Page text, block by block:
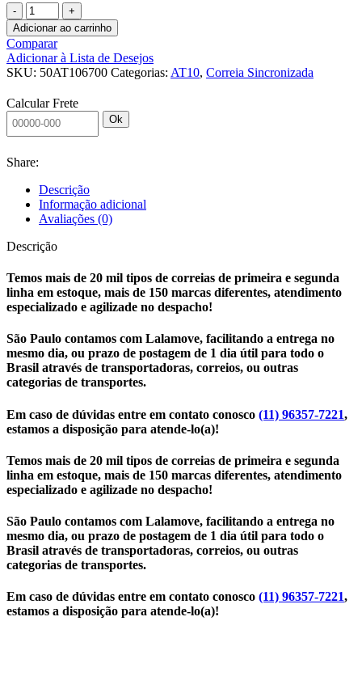
CORREIA
SINCRONIZADA
50
AT10
6700
PU
A?
O
J
C/
TT
6,5MM
quantidade
Adicionar ao carrinho
Comparar
Adicionar à Lista de Desejos
SKU: 50AT106700 Categorias: AT10, Correia Sincronizada
Calcular Frete
Ok
Share:
Descrição
Informação adicional
Avaliações (0)
Descrição
Temos mais de 20 mil tipos de correias de primeira e segunda
linha em estoque, mais de 150 marcas diferentes, atendimento
especializado e agilizade no despacho!
São Paulo contamos com Lalamove, facilitando a entrega no
mesmo dia, ou prazo de postagem de 1 dia útil para todo o
Brasil através de transportadoras, correios, ou outras
categorias de transportes.
Em caso de dúvidas entre em contato conosco (11) 96357-7221,
estamos a disposição para atende-lo(a)!
Temos mais de 20 mil tipos de correias de primeira e segunda
linha em estoque, mais de 150 marcas diferentes, atendimento
especializado e agilizade no despacho!
São Paulo contamos com Lalamove, facilitando a entrega no
mesmo dia, ou prazo de postagem de 1 dia útil para todo o
Brasil através de transportadoras, correios, ou outras
categorias de transportes.
Em caso de dúvidas entre em contato conosco (11) 96357-7221,
estamos a disposição para atende-lo(a)!